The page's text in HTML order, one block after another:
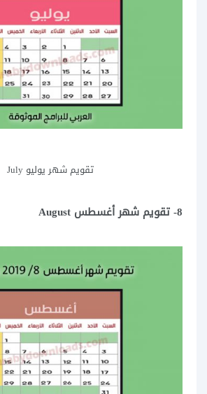
تقويم شهر يوليو July
8- تقويم شهر أغسطس August